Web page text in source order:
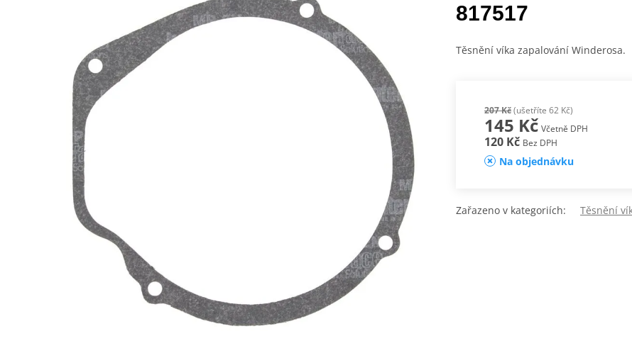
817517
Těsnění víka zapalování Winderosa.
207 Kč(ušetříte 62 Kč)
145 Kč Včetně DPH
120 Kč Bez DPH
Na objednávku
Zařazeno v kategoriích: Těsnění